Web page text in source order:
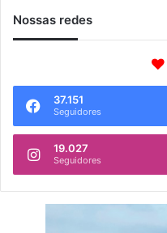
Nossas redes
37.151
Seguidores
19.027
Seguidores